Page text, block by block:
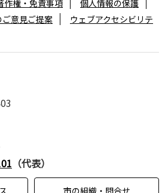
（代表）
市の組織・問合せ
作権・免責事項
個人情報の保護
意見ご提案
ウェブアクセシビリテ